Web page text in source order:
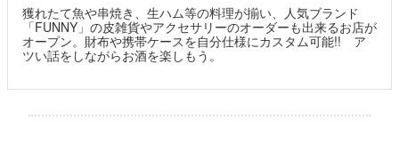
獲れたて魚や串焼き、生ハム等の料理が揃い、人気ブランド
「FUNNY」の皮雑貨やアクセサリーのオーダーも出来るお店が
オープン。財布や携帯ケースを自分仕様にカスタム可能!! ア
ツい話をしながらお酒を楽しもう。